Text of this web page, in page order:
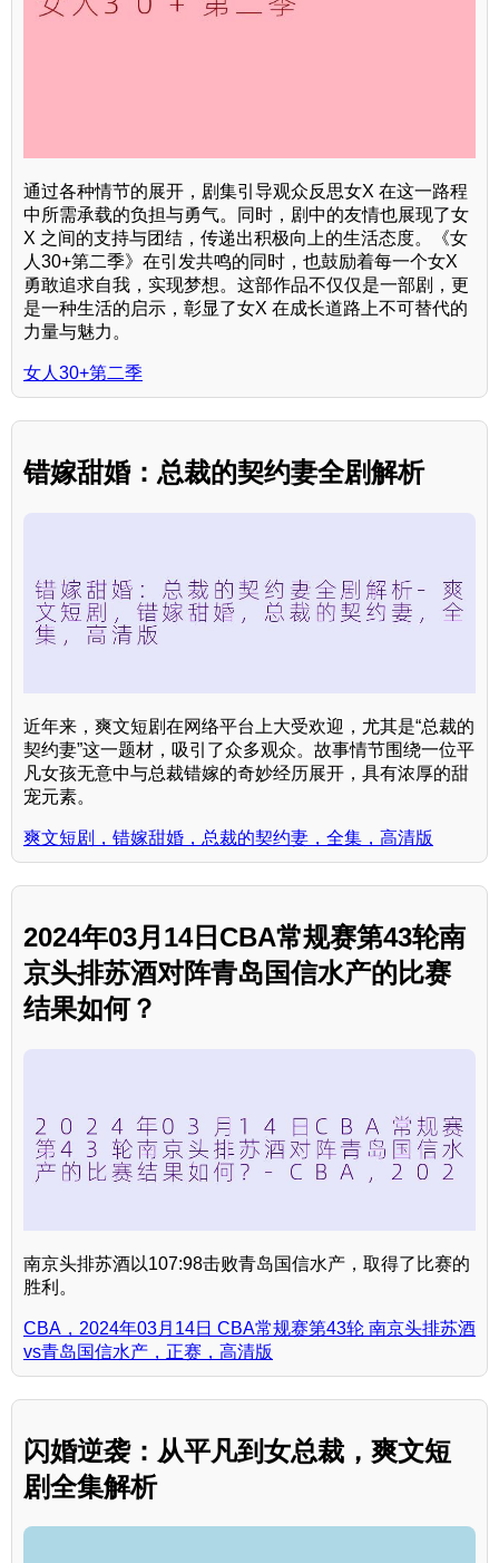
通过各种情节的展开，剧集引导观众反思女X 在这一路程
中所需承载的负担与勇气。同时，剧中的友情也展现了女
X 之间的支持与团结，传递出积极向上的生活态度。《女
人30+第二季》在引发共鸣的同时，也鼓励着每一个女X
勇敢追求自我，实现梦想。这部作品不仅仅是一部剧，更
是一种生活的启示，彰显了女X 在成长道路上不可替代的
力量与魅力。
女人30+第二季
错嫁甜婚：总裁的契约妻全剧解析
近年来，爽文短剧在网络平台上大受欢迎，尤其是“总裁的
契约妻”这一题材，吸引了众多观众。故事情节围绕一位平
凡女孩无意中与总裁错嫁的奇妙经历展开，具有浓厚的甜
宠元素。
爽文短剧，错嫁甜婚，总裁的契约妻，全集，高清版
2024年03月14日CBA常规赛第43轮南
京头排苏酒对阵青岛国信水产的比赛
结果如何？
南京头排苏酒以107:98击败青岛国信水产，取得了比赛的
胜利。
CBA，2024年03月14日 CBA常规赛第43轮 南京头排苏酒
vs青岛国信水产，正赛，高清版
闪婚逆袭：从平凡到女总裁，爽文短
剧全集解析